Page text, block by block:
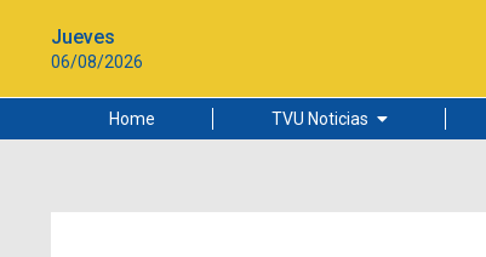
Jueves
06/08/2026
Home TVU Noticias
Ciudad